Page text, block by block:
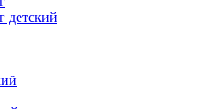
детский